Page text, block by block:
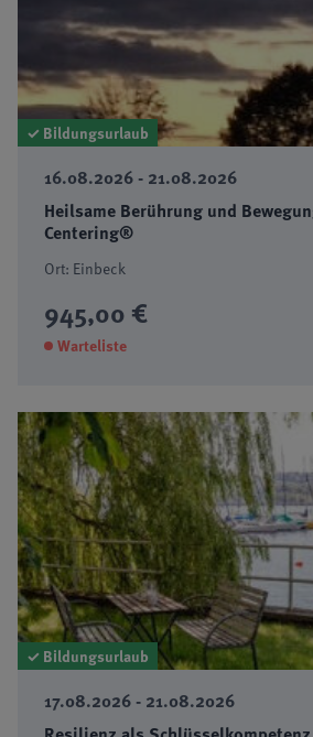
✓ Bildungsurlaub
16.08.2026 - 21.08.2026
Heilsame Berührung und
Centering®
Ort: Einbeck
945,00 €
Warteliste
✓ Bildungsurlaub
17.08.2026 - 21.08.2026